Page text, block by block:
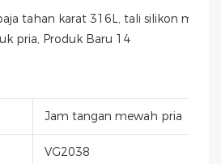
Jam tangan mewah pria
VG2038